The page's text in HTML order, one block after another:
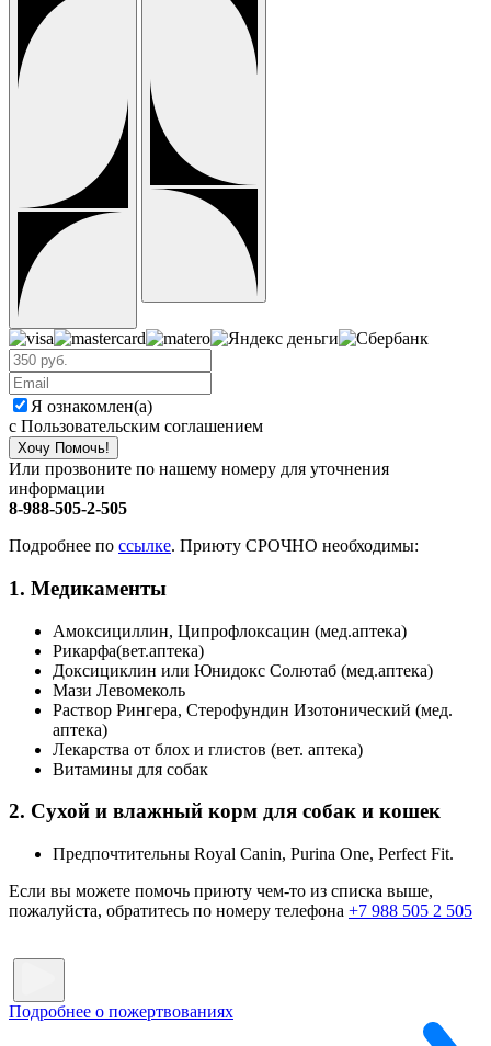
Я ознакомлен(а)
с Пользовательским соглашением
Хочу Помочь!
Или прозвоните по нашему номеру для уточнения
информации
8-988-505-2-505
Подробнее по ссылке. Приюту СРОЧНО необходимы:
1. Медикаменты
Амоксициллин, Ципрофлоксацин (мед.аптека)
Рикарфа(вет.аптека)
Доксициклин или Юнидокс Солютаб (мед.аптека)
Мази Левомеколь
Раствор Рингера, Стерофундин Изотонический (мед.
аптека)
Лекарства от блох и глистов (вет. аптека)
Витамины для собак
2. Сухой и влажный корм для собак и кошек
Предпочтительны Royal Canin, Purina One, Perfect Fit.
Если вы можете помочь приюту чем-то из списка выше,
пожалуйста, обратитесь по номеру телефона +7 988 505 2 505
Подробнее о пожертвованиях